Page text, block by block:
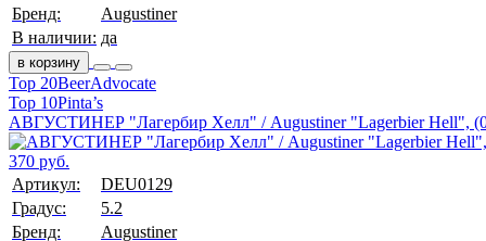
Бренд:
Augustiner
В наличии: да
в корзину
Top 20BeerAdvocate
Top 10Pinta’s
АВГУСТИНЕР "Лагербир Хелл" / Augustiner "Lagerbier Hell",
370 руб.
Артикул:
DEU0129
Градус:
5.2
Бренд:
Augustiner